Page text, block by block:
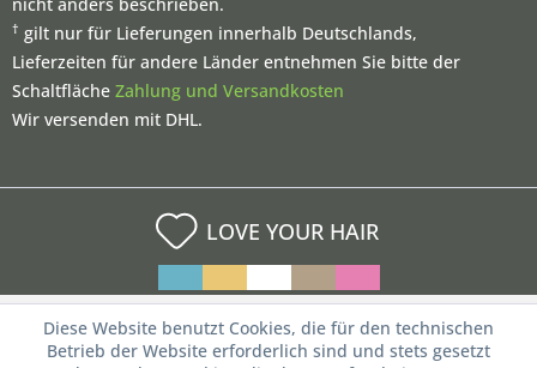
† gilt nur für Lieferungen innerhalb Deutschlands,
Lieferzeiten für andere Länder entnehmen Sie bitte der
Schaltfläche Zahlung und Versandkosten
Wir versenden mit DHL.
LOVE YOUR HAIR
Diese Website benutzt Cookies, die für den technischen
Betrieb der Website erforderlich sind und stets gesetzt